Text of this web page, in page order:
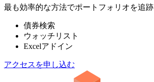
最も効率的な方法でポートフォリオを追跡
債券検索
ウォッチリスト
Excelアドイン
アクセスを申し込む